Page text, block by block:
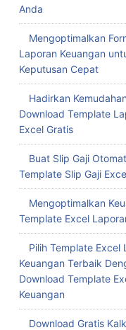
Anda
Mengoptimalkan
Laporan Keuangan
Keputusan Cepat
Hadirkan
Download Template
Excel Gratis
Buat Slip Gaji
Template Slip Gaji
Mengoptimalkan
Template Excel
Pilih Template Excel
Keuangan Terbaik
Download Template
Keuangan
Download Gratis